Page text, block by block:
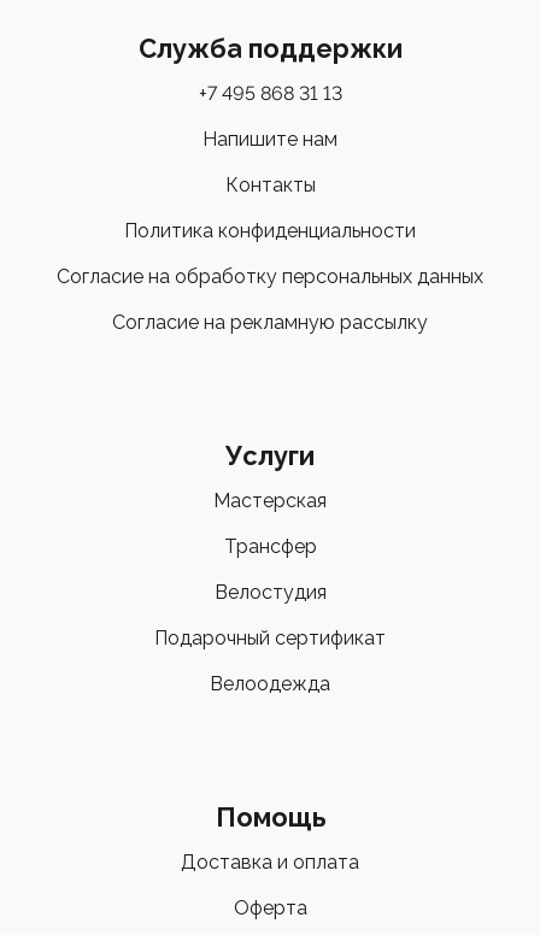
Служба поддержки
+7 495 868 31 13
Напишите нам
Контакты
Политика конфиденциальности
Согласие на обработку персональных данных
Согласие на рекламную рассылку
Услуги
Мастерская
Трансфер
Велостудия
Подарочный сертификат
Велоодежда
Помощь
Доставка и оплата
Оферта